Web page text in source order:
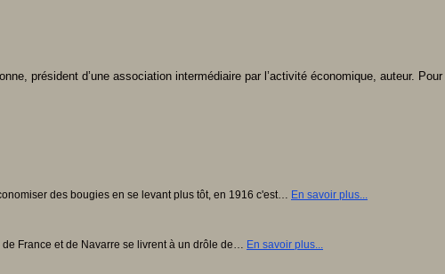
président d’une association intermédiaire par l’activité économique, auteur.
des bougies en se levant plus tôt, en 1916 c'est… En savoir plus...
France et de Navarre se livrent à un drôle de… En savoir plus...